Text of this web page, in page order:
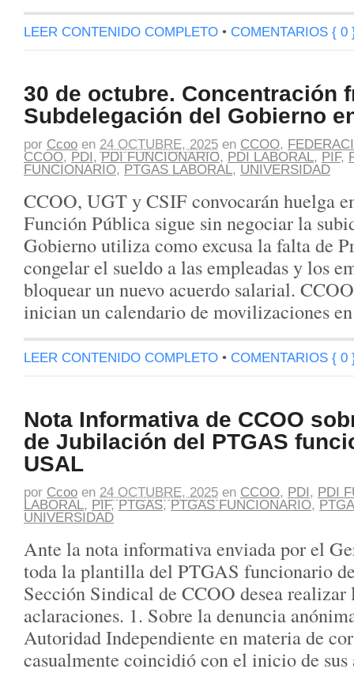
LEER CONTENIDO COMPLETO • COMENTARIOS { 0
30 de octubre. Concentración
Subdelegación del Gobierno
por Ccoo en 24 OCTUBRE, 2025 en CCOO,
CCOO, PDI ,PDI FUNCIONARIO, PDI LABORAL, PIF,
FUNCIONARIO, PTGAS LABORAL, UNIVERSIDAD
CCOO, UGT y CSIF convocarán huelga
Función Pública sigue sin negociar la
Gobierno utiliza como excusa la falta de
congelar el sueldo a las empleadas y los
bloquear un nuevo acuerdo salarial.
inician un calendario de movilizaciones
LEER CONTENIDO COMPLETO • COMENTARIOS { 0
Nota Informativa de CCOO
de Jubilación del PTGAS
USAL
por Ccoo en 24 OCTUBRE, 2025 en CCOO, PDI, PDI
LABORAL, PIF,PTGAS,PTGAS FUNCIONARIO,
UNIVERSIDAD
Ante la nota informativa enviada por el
toda la plantilla del PTGAS funcionario
Sección Sindical de CCOO desea realizar
aclaraciones. 1. Sobre la denuncia
Autoridad Independiente en materia de
casualmente coincidió con el inicio de